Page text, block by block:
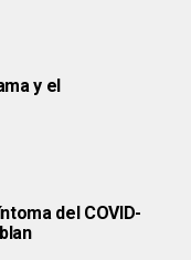
y el
del COVID-